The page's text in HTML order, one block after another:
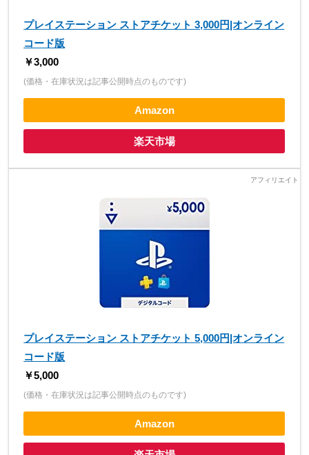
プレイステーション ストアチケット 3,000円|オンライン
コード版
￥3,000
(価格・在庫状況は記事公開時点のものです)
Amazon
楽天市場
プレイステーション ストアチケット 5,000円|オンライン
コード版
￥5,000
(価格・在庫状況は記事公開時点のものです)
Amazon